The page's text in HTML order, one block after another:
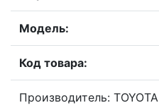
Модель:
Код товара:
Производитель: TOYOTA